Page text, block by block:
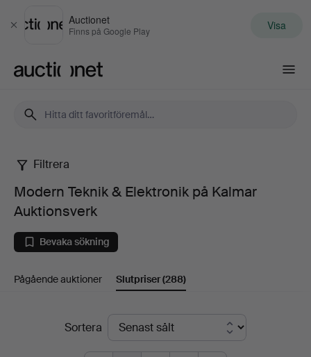
Stäng
Auctionet
Finns på Google Play Visa
Modern
Teknik
&
Elektronik
Kalmar
Filtrera
Modern Teknik & Elektronik på Kalmar
Auktionsverk
Bevaka sökning
Pågående auktioner Slutpriser(288)
SlutpriserSortera